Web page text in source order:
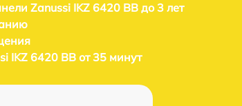
Zanussi IKZ 6420 BB до 3 лет
IKZ 6420 BB от 35 минут